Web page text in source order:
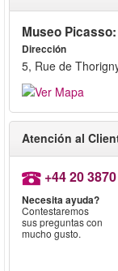
Museo
Dirección
5, Rue de
Atención al
+44 20
Necesita ayuda?
Contestaremos
sus preguntas con
mucho gusto.